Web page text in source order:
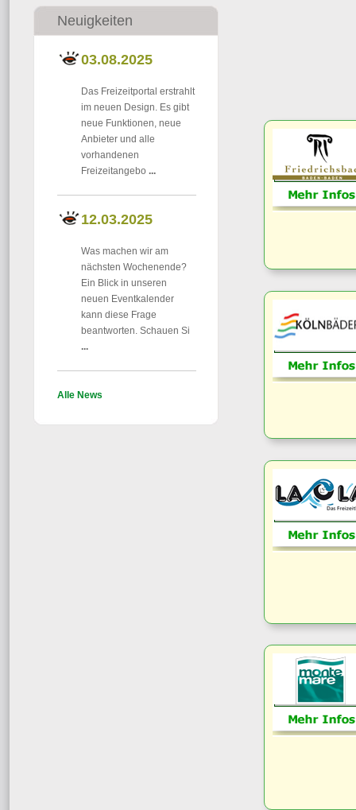
Neuigkeiten
03.08.2025
Das Freizeitportal erstrahlt
im neuen Design. Es gibt
neue Funktionen, neue
Anbieter und alle
vorhandenen
Freizeitangebo ...
12.03.2025
Was machen wir am
nächsten Wochenende?
Ein Blick in unseren
neuen Eventkalender
kann diese Frage
beantworten. Schauen Si
...
Alle News